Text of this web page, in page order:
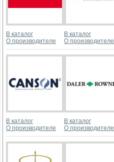
В каталог
О производителе
В каталог
О производителе
В каталог
О производителе
В каталог
О производителе